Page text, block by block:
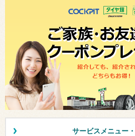
サービスメニュー